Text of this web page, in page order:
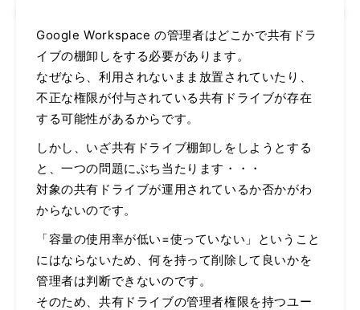
Google Workspace の管理者はどこかで共有ドラ
イブの棚卸しをする必要があります。
なぜなら、利用されないまま放置されていたり、
不正な権限が付与されている共有ドライブが存在
する可能性があるからです。
しかし、いざ共有ドライブ棚卸しをしようとする
と、一つの問題にぶち当たります・・・
対象の共有ドライブが運用されているか否かがわ
からないのです。
「容量の使用率が低い=使っていない」ということ
にはならないため、何を持って削除して良いかを
管理者は判断できないのです。
そのため、共有ドライブの管理者権限を持つユー